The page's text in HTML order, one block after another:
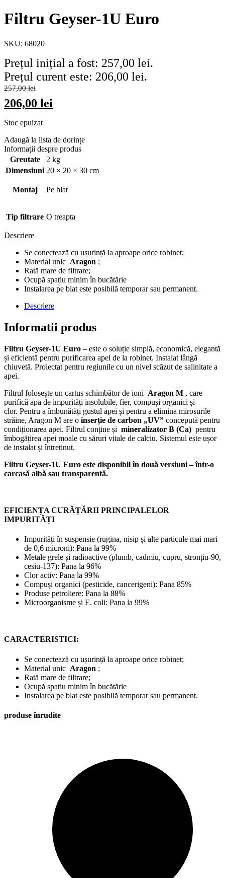
Filtru Geyser-1U Euro
SKU: 68020
257,00lei
Prețul inițial a fost: 257,00 lei.
206,00 lei
Prețul curent este: 206,00 lei.
Stoc epuizat
Adaugă la lista de dorințe
Informații despre produs
Greutate
2 kg
Dimensiuni 20 × 20 × 30 cm
Montaj Pe blat
Tip filtrare O treapta
Descriere
Se conectează cu ușurință la aproape orice robinet;
Material unic Aragon ;
Rată mare de filtrare;
Ocupă spațiu minim în bucătărie
Instalarea pe blat este posibilă temporar sau permanent.
Descriere
Informatii produs
Filtru Geyser-1U Euro – este o soluție simplă, economică, elegantă
și eficientă pentru purificarea apei de la robinet. Instalat lângă
chiuvetă. Proiectat pentru regiunile cu un nivel scăzut de salinitate a
apei.
Filtrul folosește un cartus schimbător de ioni Aragon M , care
purifică apa de impurități insolubile, fier, compuși organici și
clor. Pentru a îmbunătăți gustul apei și pentru a elimina mirosurile
străine, Aragon M are o inserție de carbon „UV” concepută pentru
condiționarea apei. Filtrul conține și mineralizator B (Ca) pentru
îmbogățirea apei moale cu săruri vitale de calciu. Sistemul este ușor
de instalat și întreținut.
Filtru Geyser-1U Euro este disponibil în două versiuni – într-o
carcasă albă sau transparentă.
EFICIENȚA CURĂȚĂRII PRINCIPALELOR
IMPURITĂȚI
Impurități în suspensie (rugina, nisip și alte particule mai mari
de 0,6 microni): Pana la 99%
Metale grele și radioactive (plumb, cadmiu, cupru, stronțiu-90,
cesiu-137): Pana la 96%
Clor activ: Pana la 99%
Compuși organici (pesticide, cancerigeni): Pana 85%
Produse petroliere: Pana la 88%
Microorganisme și E. coli: Pana la 99%
CARACTERISTICI:
Se conectează cu ușurință la aproape orice robinet;
Material unic Aragon ;
Rată mare de filtrare;
Ocupă spațiu minim în bucătărie
Instalarea pe blat este posibilă temporar sau permanent.
produse înrudite